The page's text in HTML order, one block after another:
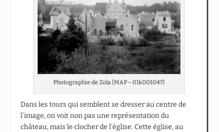
Photographie de Zola (MAP – 01k001047)
Dans les tours qui semblent se dresser au centre de
l’image, on voit non pas une représentation du
château, mais le clocher de l’église. Cette église, au